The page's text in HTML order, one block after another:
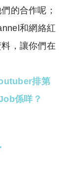
的合作呢；
和網絡紅
，讓你們在
排第
係咩？